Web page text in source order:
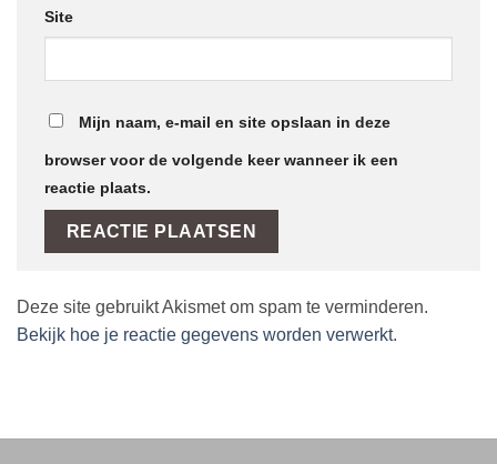
Site
Mijn naam, e-mail en site opslaan in deze
browser voor de volgende keer wanneer ik een
reactie plaats.
Deze site gebruikt Akismet om spam te verminderen.
Bekijk hoe je reactie gegevens worden verwerkt.